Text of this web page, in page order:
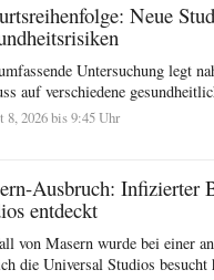
Neue
Untersuchung legt
auf verschiedene
8, 2026 bis 9:45 Uhr
Ausbruch: Infizierter
entdeckt
von Masern wurde bei einer
die Universal Studios besucht